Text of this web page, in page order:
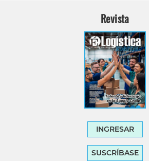
Revista
INGRESAR
SUSCRÍBASE